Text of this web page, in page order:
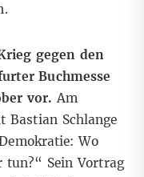
gegen den
Buchmesse
vor. Am
Bastian Schlange
Wo
tun?“ Sein Vortrag